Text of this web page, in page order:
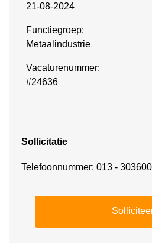
21-08-2024
Functiegroep:
Metaalindustrie
Vacaturenummer:
#24636
Sollicitatie
Telefoonnummer: 013 -